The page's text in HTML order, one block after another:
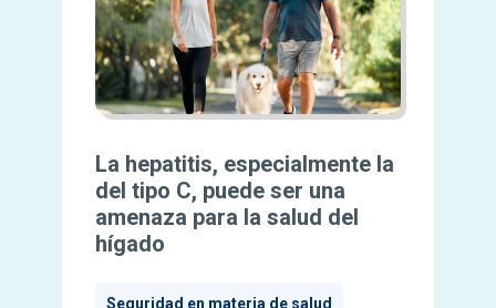
La hepatitis, especialmente la
del tipo C, puede ser una
amenaza para la salud del
hígado
Seguridad en materia de salud